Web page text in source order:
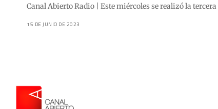
Canal Abierto Radio | Este miércoles se realizó la
15 DE JUNIO DE 2023